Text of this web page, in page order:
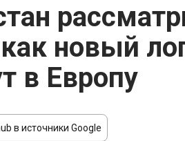
новый
в Европу
в источники Google